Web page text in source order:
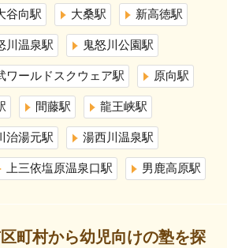
谷向駅 大桑駅 新高徳駅
川温泉駅 鬼怒川公園駅
ワールドスクウェア駅 原向駅
間藤駅 龍王峡駅
治湯元駅 湯西川温泉駅
上三依塩原温泉口駅 男鹿高原駅
町村から幼児向けの塾を探